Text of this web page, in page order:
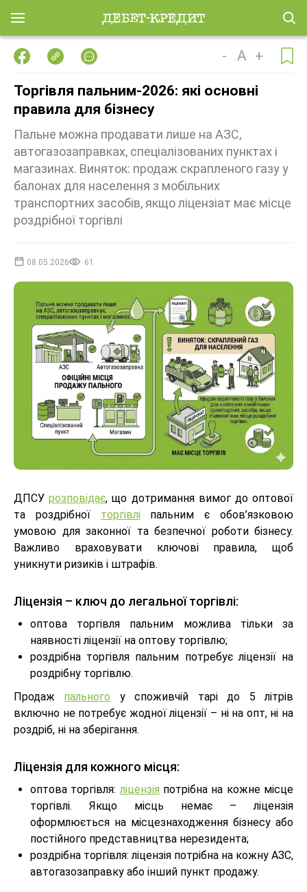
- A +
Торгівля пальним-2026: які основні
правила для бізнесу
Пальне можна продавати лише на АЗС,
автогазозаправках, спеціалізованих пунктах і
магазинах. Виняток: продаж скрапленого газу у
балонах для населення з мобільних
транспортних засобів, якщо ліцензіат має місце
роздрібної торгівлі
08.05.2026 61
ДПСУрозповідає, що дотримання вимог до оптової
та роздрібної торгівліпальним є обов’язковою
умовою для законної та безпечної роботи бізнесу.
Важливо враховувати ключові правила, щоб
уникнути ризиків і штрафів.
Ліцензія – ключ до легальної торгівлі:
оптова торгівля пальним можлива тільки за
наявності ліцензії на оптову торгівлю;
роздрібна торгівля пальним потребує ліцензії на
роздрібну торгівлю.
Продаж пального у споживчій тарі до 5 літрів
включно не потребує жодної ліцензії – ні на опт, ні на
роздріб, ні на зберігання.
Ліцензія для кожного місця:
оптова торгівля: ліцензіяпотрібна на кожне місце
торгівлі. Якщо місць немає – ліцензія
оформлюється на місцезнаходження бізнесу або
постійного представництва нерезидента;
роздрібна торгівля: ліцензія потрібна на кожну АЗС,
автогазозаправку або інший пункт продажу.